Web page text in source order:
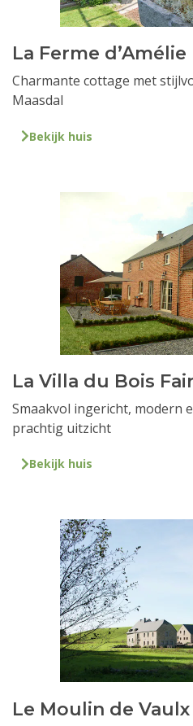
La Ferme d’Amélie
Charmante cottage met
Maasdal
Bekijk huis
La Villa du Bois
Smaakvol ingericht, modern
prachtig uitzicht
Bekijk huis
Le Moulin de Vaulx